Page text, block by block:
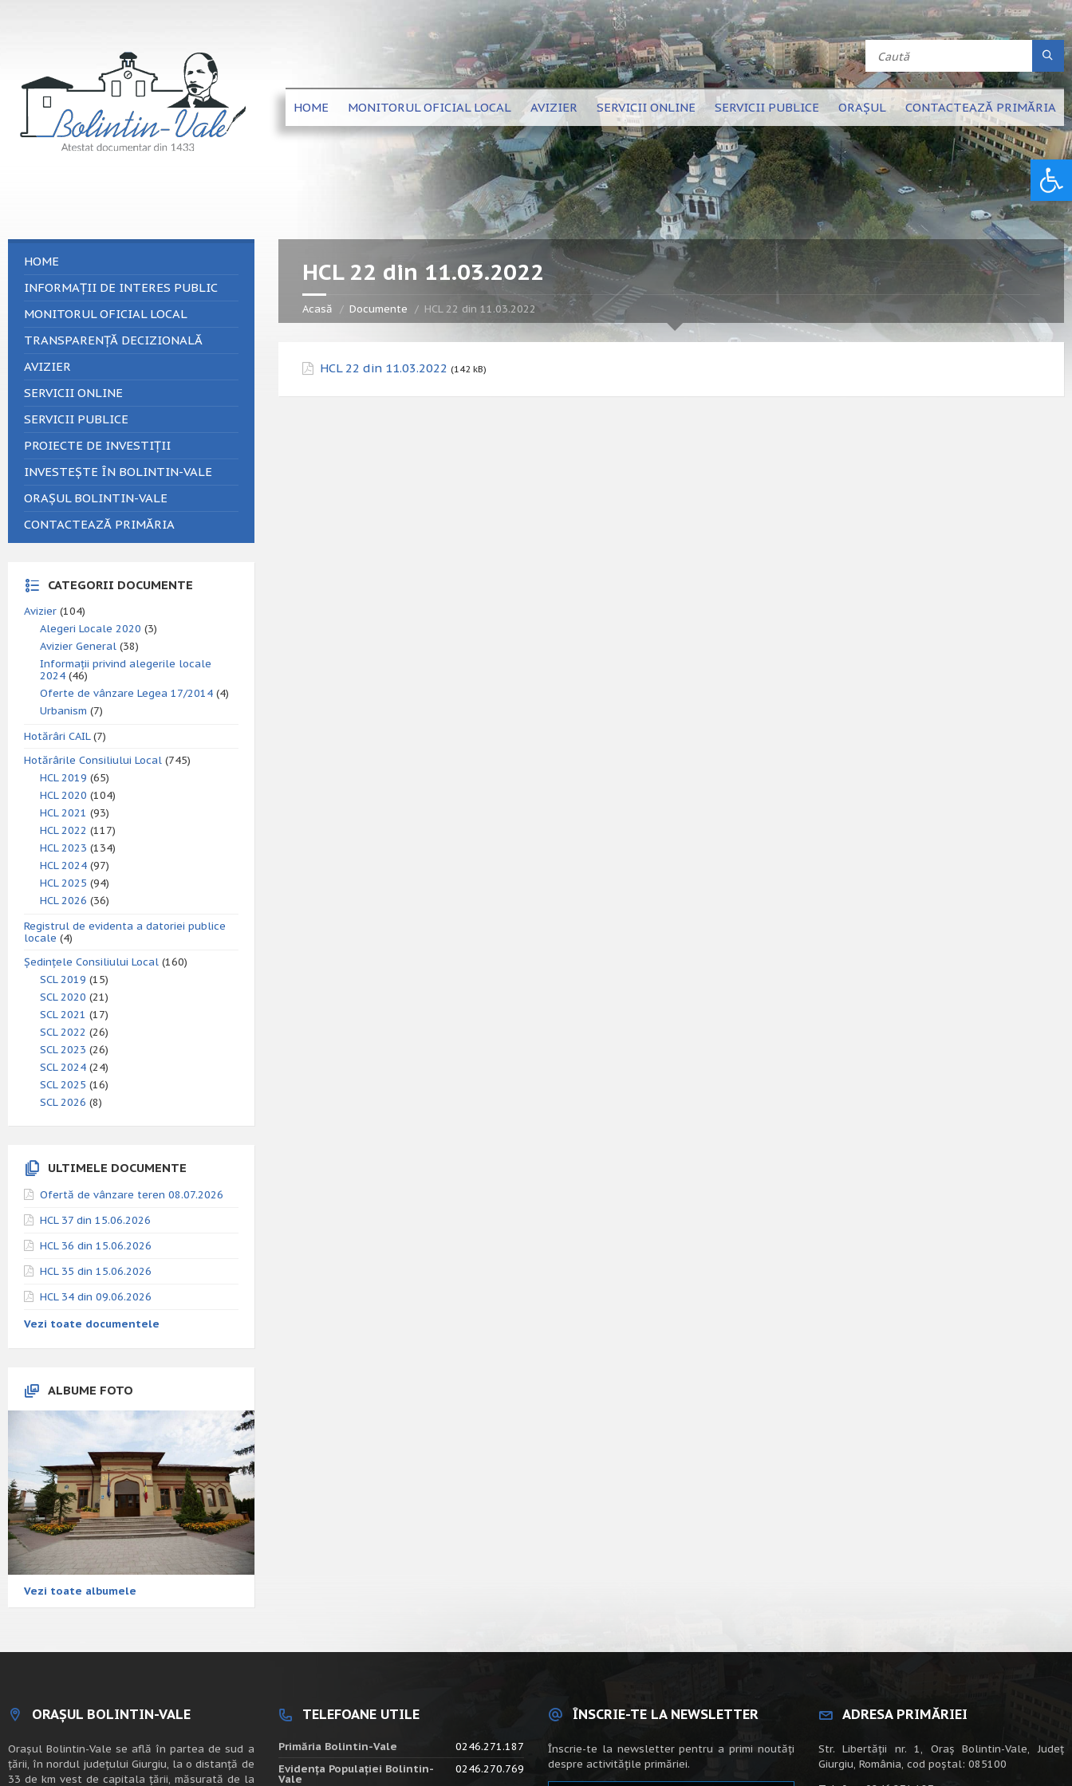
HOME MONITORUL OFICIAL LOCAL AVIZIER SERVICII ONLINE SERVICII PUBLICE ORAȘUL CONTACTEAZĂ PRIMĂRIA
HCL 22 din 11.03.2022
Acasă Documente HCL 22 din 11.03.2022
HCL 22 din 11.03.2022 (142 kB)
HOME
INFORMAȚII DE INTERES PUBLIC
MONITORUL OFICIAL LOCAL
TRANSPARENȚĂ DECIZIONALĂ
AVIZIER
SERVICII ONLINE
SERVICII PUBLICE
PROIECTE DE INVESTIȚII
INVESTEȘTE ÎN BOLINTIN-VALE
ORAȘUL BOLINTIN-VALE
CONTACTEAZĂ PRIMĂRIA
CATEGORII DOCUMENTE
Avizier (104)
Alegeri Locale 2020 (3)
Avizier General (38)
Informații privind alegerile locale
2024 (46)
Oferte de vânzare Legea 17/2014 (4)
Urbanism (7)
Hotărâri CAIL(7)
Hotărârile Consiliului Local (745)
HCL 2019 (65)
HCL 2020 (104)
HCL 2021 (93)
HCL 2022 (117)
HCL 2023 (134)
HCL 2024 (97)
HCL 2025 (94)
HCL 2026 (36)
Registrul de evidenta a datoriei publice
locale (4)
Ședințele Consiliului Local (160)
SCL 2019 (15)
SCL 2020 (21)
SCL 2021 (17)
SCL 2022 (26)
SCL 2023 (26)
SCL 2024 (24)
SCL 2025 (16)
SCL 2026 (8)
ULTIMELE DOCUMENTE
Ofertă de vânzare teren 08.07.2026
HCL 37 din 15.06.2026
HCL 36 din 15.06.2026
HCL 35 din 15.06.2026
HCL 34 din 09.06.2026
Vezi toate documentele
ALBUME FOTO
Vezi toate albumele
ORAȘUL BOLINTIN-VALE
Oraşul Bolintin-Vale se află în partea de sud a
ţării, în nordul judeţului Giurgiu, la o distanţă de
33 de km vest de capitala țării, măsurată de la
TELEFOANE UTILE
Primăria Bolintin-Vale
0246.271.187
Evidența Populației Bolintin-
Vale
0246.270.769
ÎNSCRIE-TE LA NEWSLETTER
Înscrie-te la newsletter pentru a primi noutăți
despre activitățile primăriei.
ADRESA PRIMĂRIEI
Str. Libertății nr. 1, Oraș Bolintin-Vale, Județ
Giurgiu, România, cod poștal: 085100
Deschide bara de unelte